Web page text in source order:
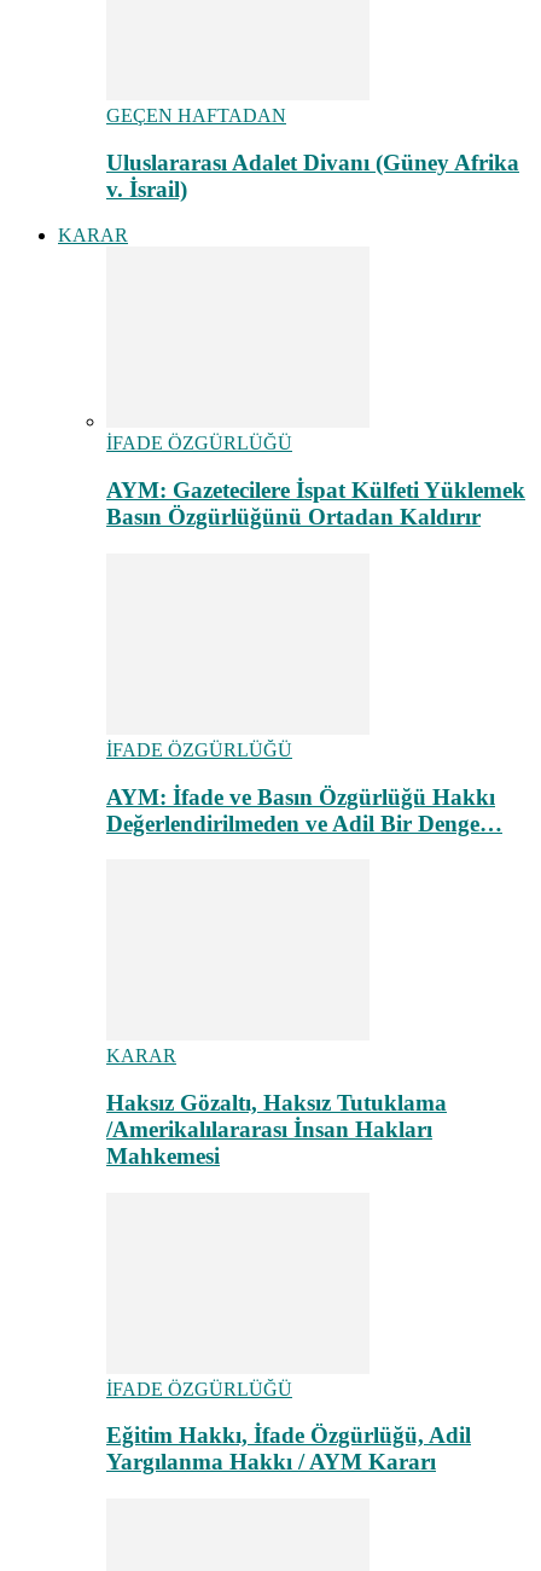
GEÇEN HAFTADAN
Uluslararası Adalet Divanı (Güney Afrika
v. İsrail)
KARAR
İFADE ÖZGÜRLÜĞÜ
AYM: Gazetecilere İspat Külfeti Yüklemek
Basın Özgürlüğünü Ortadan Kaldırır
İFADE ÖZGÜRLÜĞÜ
AYM: İfade ve Basın Özgürlüğü Hakkı
Değerlendirilmeden ve Adil Bir Denge…
KARAR
Haksız Gözaltı, Haksız Tutuklama
/Amerikalılararası İnsan Hakları
Mahkemesi
İFADE ÖZGÜRLÜĞÜ
Eğitim Hakkı, İfade Özgürlüğü, Adil
Yargılanma Hakkı / AYM Kararı